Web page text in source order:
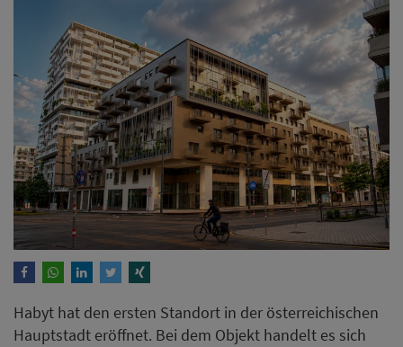
Habyt hat den ersten Standort in der österreichischen
Hauptstadt eröffnet. Bei dem Objekt handelt es sich